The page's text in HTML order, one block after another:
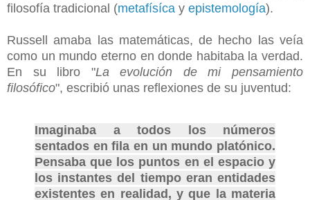
filosofía tradicional (metafísíca y epistemología).
Russell amaba las matemáticas, de hecho las veía
como un mundo eterno en donde habitaba la verdad.
En su libro "La evolución de mi pensamiento
filosófico", escribió unas reflexiones de su juventud:
Imaginaba a todos los números
sentados en fila en un mundo platónico.
Pensaba que los puntos en el espacio y
los instantes del tiempo eran entidades
existentes en realidad, y que la materia